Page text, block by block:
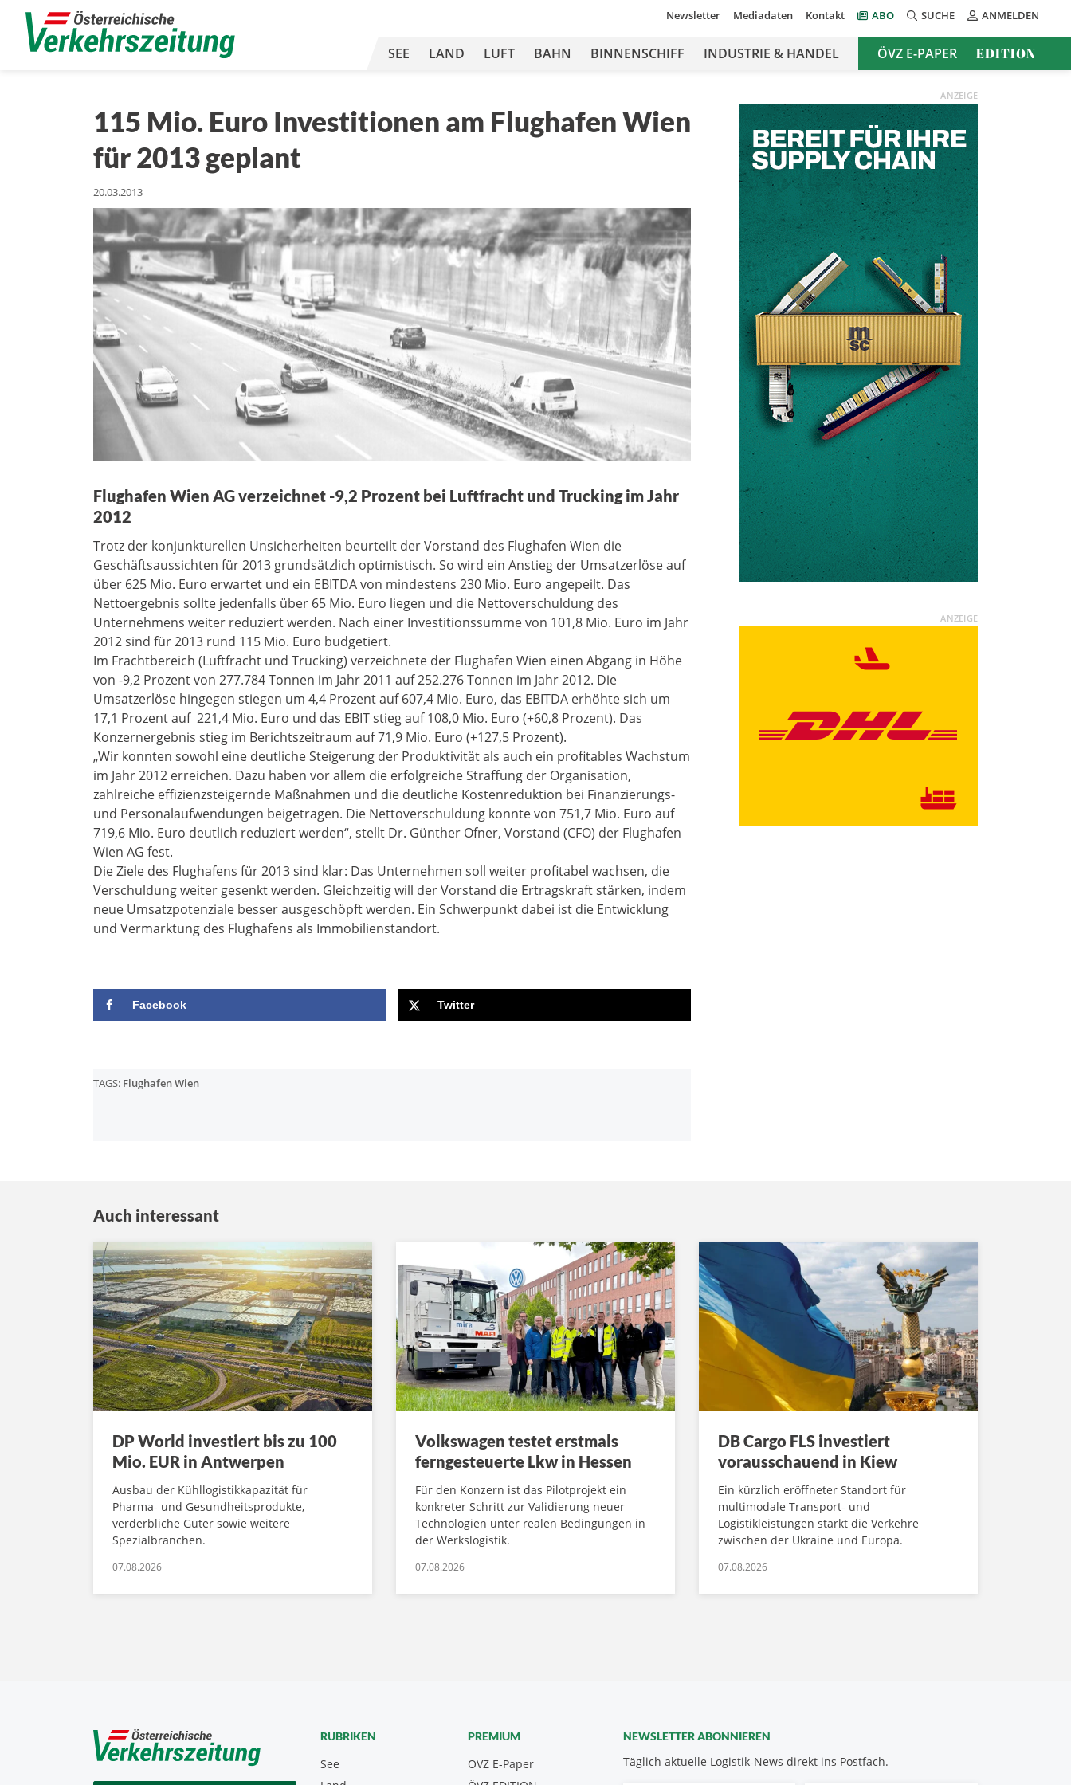
Newsletter Mediadaten Kontakt ABO SUCHE ANMELDEN
SEE LAND LUFT BAHN BINNENSCHIFF INDUSTRIE & HANDEL ÖVZ E-PAPER EDITION
115 Mio. Euro Investitionen am Flughafen Wien
für 2013 geplant
20.03.2013
Flughafen Wien AG verzeichnet -9,2 Prozent bei Luftfracht und Trucking im Jahr
2012
Trotz der konjunkturellen Unsicherheiten beurteilt der Vorstand des Flughafen Wien die
Geschäftsaussichten für 2013 grundsätzlich optimistisch. So wird ein Anstieg der Umsatzerlöse auf
über 625 Mio. Euro erwartet und ein EBITDA von mindestens 230 Mio. Euro angepeilt. Das
Nettoergebnis sollte jedenfalls über 65 Mio. Euro liegen und die Nettoverschuldung des
Unternehmens weiter reduziert werden. Nach einer Investitionssumme von 101,8 Mio. Euro im Jahr
2012 sind für 2013 rund 115 Mio. Euro budgetiert.
Im Frachtbereich (Luftfracht und Trucking) verzeichnete der Flughafen Wien einen Abgang in Höhe
von -9,2 Prozent von 277.784 Tonnen im Jahr 2011 auf 252.276 Tonnen im Jahr 2012. Die
Umsatzerlöse hingegen stiegen um 4,4 Prozent auf 607,4 Mio. Euro, das EBITDA erhöhte sich um
17,1 Prozent auf 221,4 Mio. Euro und das EBIT stieg auf 108,0 Mio. Euro (+60,8 Prozent). Das
Konzernergebnis stieg im Berichtszeitraum auf 71,9 Mio. Euro (+127,5 Prozent).
„Wir konnten sowohl eine deutliche Steigerung der Produktivität als auch ein profitables Wachstum
im Jahr 2012 erreichen. Dazu haben vor allem die erfolgreiche Straffung der Organisation,
zahlreiche effizienzsteigernde Maßnahmen und die deutliche Kostenreduktion bei Finanzierungs-
und Personalaufwendungen beigetragen. Die Nettoverschuldung konnte von 751,7 Mio. Euro auf
719,6 Mio. Euro deutlich reduziert werden“, stellt Dr. Günther Ofner, Vorstand (CFO) der Flughafen
Wien AG fest.
Die Ziele des Flughafens für 2013 sind klar: Das Unternehmen soll weiter profitabel wachsen, die
Verschuldung weiter gesenkt werden. Gleichzeitig will der Vorstand die Ertragskraft stärken, indem
neue Umsatzpotenziale besser ausgeschöpft werden. Ein Schwerpunkt dabei ist die Entwicklung
und Vermarktung des Flughafens als Immobilienstandort.
Facebook Twitter
TAGS: Flughafen Wien
ANZEIGE
ANZEIGE
Auch interessant
DP World investiert bis zu 100
Mio. EUR in Antwerpen
Ausbau der Kühllogistikkapazität für
Pharma- und Gesundheitsprodukte,
verderbliche Güter sowie weitere
Spezialbranchen.
07.08.2026
Volkswagen testet erstmals
ferngesteuerte Lkw in Hessen
Für den Konzern ist das Pilotprojekt ein
konkreter Schritt zur Validierung neuer
Technologien unter realen Bedingungen in
der Werkslogistik.
07.08.2026
DB Cargo FLS investiert
vorausschauend in Kiew
Ein kürzlich eröffneter Standort für
multimodale Transport- und
Logistikleistungen stärkt die Verkehre
zwischen der Ukraine und Europa.
07.08.2026
NEWSLETTER ABONNIEREN
Täglich aktuelle Logistik-News direkt ins Postfach.
RUBRIKEN
See
PREMIUM
ÖVZ E-Paper